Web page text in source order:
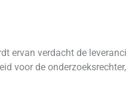
ervan verdacht de
voor de